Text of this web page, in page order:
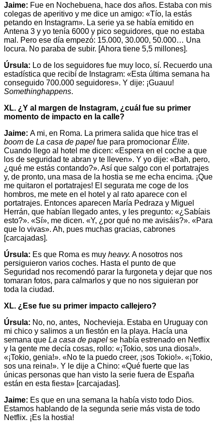
Jaime: Fue en Nochebuena, hace dos años. Estaba con mis
colegas de aperitivo y me dice un amigo: «Tío, la estás
petando en Instagram». La serie ya se había emitido en
Antena 3 y yo tenía 6000 y pico seguidores, que no estaba
mal. Pero ese día empezó: 15.000, 30.000, 50.000… Una
locura. No paraba de subir. [Ahora tiene 5,5 millones].
Úrsula: Lo de los seguidores fue muy loco, sí. Recuerdo una
estadística que recibí de Instagram: «Esta última semana ha
conseguido 700.000 seguidores». Y dije: ¡Guauu!
Somethinghappens.
XL. ¿Y al margen de Instagram, ¿cuál fue su primer
momento de impacto en la calle?
Jaime: A mi, en Roma. La primera salida que hice tras el
boom de La casa de papel fue para promocionar Élite.
Cuando llego al hotel me dicen: «Espera en el coche a que
los de seguridad te abran y te lleven». Y yo dije: «Bah, pero,
¿qué me estás contando?». Así que salgo con el portatrajes
y, de pronto, una masa de la hostia se me echa encima. ¡Que
me quitaron el portatrajes! El segurata me coge de los
hombros, me mete en el hotel y al rato aparece con el
portatrajes. Entonces aparecen María Pedraza y Miguel
Herrán, que habían llegado antes, y les pregunto: «¿Sabíais
esto?». «Sí», me dicen. «Y, ¿por qué no me avisáis?». «Para
que lo vivas». Ah, pues muchas gracias, cabrones
[carcajadas].
Úrsula: Es que Roma es muy heavy. A nosotros nos
persiguieron varios coches. Hasta el punto de que
Seguridad nos recomendó parar la furgoneta y dejar que nos
tomaran fotos, para calmarlos y que no nos siguieran por
toda la ciudad.
XL. ¿Ese fue su primer impacto callejero?
Úrsula: No, no, antes, Nochevieja. Estaba en Uruguay con
mi chico y salimos a un fiestón en la playa. Hacía una
semana que La casa de papel se había estrenado en Netflix
y la gente me decía cosas, rollo: «¡Tokio, sos una diosa!».
«¡Tokio, genia!». «No te la puedo creer, ¡sos Tokio!». «¡Tokio,
sos una reina!». Y le dije a Chino: «Qué fuerte que las
únicas personas que han visto la serie fuera de España
están en esta fiesta» [carcajadas].
Jaime: Es que en una semana la había visto todo Dios.
Estamos hablando de la segunda serie más vista de todo
Netflix. ¡Es la hostia!